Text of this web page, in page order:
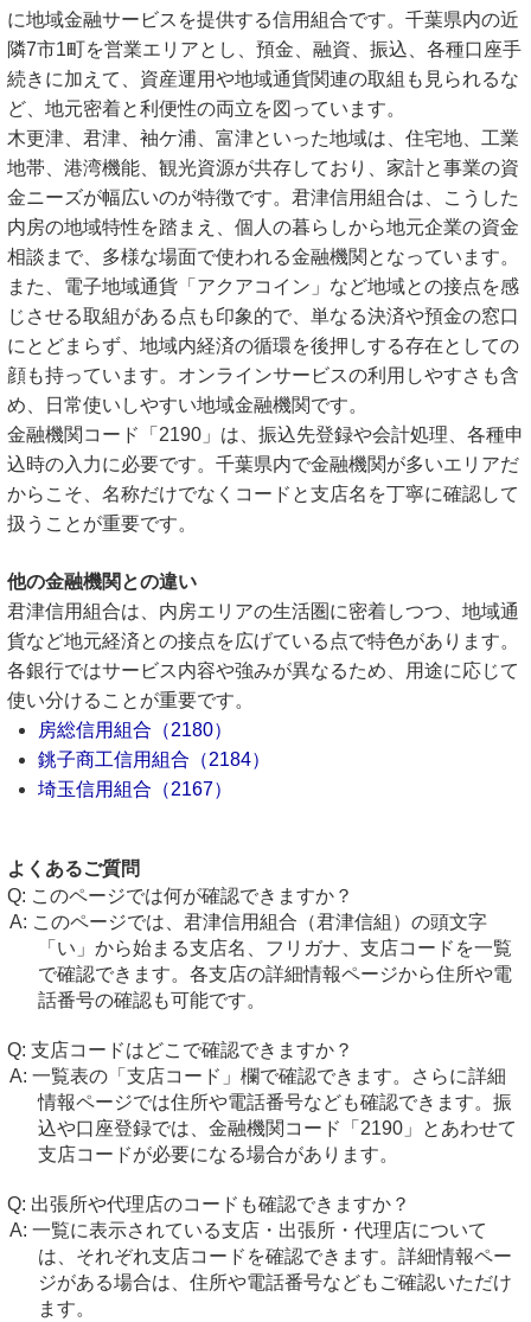
に地域金融サービスを提供する信用組合です。千葉県内の近
隣7市1町を営業エリアとし、預金、融資、振込、各種口座手
続きに加えて、資産運用や地域通貨関連の取組も見られるな
ど、地元密着と利便性の両立を図っています。
木更津、君津、袖ケ浦、富津といった地域は、住宅地、工業
地帯、港湾機能、観光資源が共存しており、家計と事業の資
金ニーズが幅広いのが特徴です。君津信用組合は、こうした
内房の地域特性を踏まえ、個人の暮らしから地元企業の資金
相談まで、多様な場面で使われる金融機関となっています。
また、電子地域通貨「アクアコイン」など地域との接点を感
じさせる取組がある点も印象的で、単なる決済や預金の窓口
にとどまらず、地域内経済の循環を後押しする存在としての
顔も持っています。オンラインサービスの利用しやすさも含
め、日常使いしやすい地域金融機関です。
金融機関コード「2190」は、振込先登録や会計処理、各種申
込時の入力に必要です。千葉県内で金融機関が多いエリアだ
からこそ、名称だけでなくコードと支店名を丁寧に確認して
扱うことが重要です。
他の金融機関との違い
君津信用組合は、内房エリアの生活圏に密着しつつ、地域通
貨など地元経済との接点を広げている点で特色があります。
各銀行ではサービス内容や強みが異なるため、用途に応じて
使い分けることが重要です。
房総信用組合（2180）
銚子商工信用組合（2184）
埼玉信用組合（2167）
よくあるご質問
このページでは何が確認できますか？
このページでは、君津信用組合（君津信組）の頭文字
「い」から始まる支店名、フリガナ、支店コードを一覧
で確認できます。各支店の詳細情報ページから住所や電
話番号の確認も可能です。
支店コードはどこで確認できますか？
一覧表の「支店コード」欄で確認できます。さらに詳細
情報ページでは住所や電話番号なども確認できます。振
込や口座登録では、金融機関コード「2190」とあわせて
支店コードが必要になる場合があります。
出張所や代理店のコードも確認できますか？
一覧に表示されている支店・出張所・代理店について
は、それぞれ支店コードを確認できます。詳細情報ペー
ジがある場合は、住所や電話番号などもご確認いただけ
ます。